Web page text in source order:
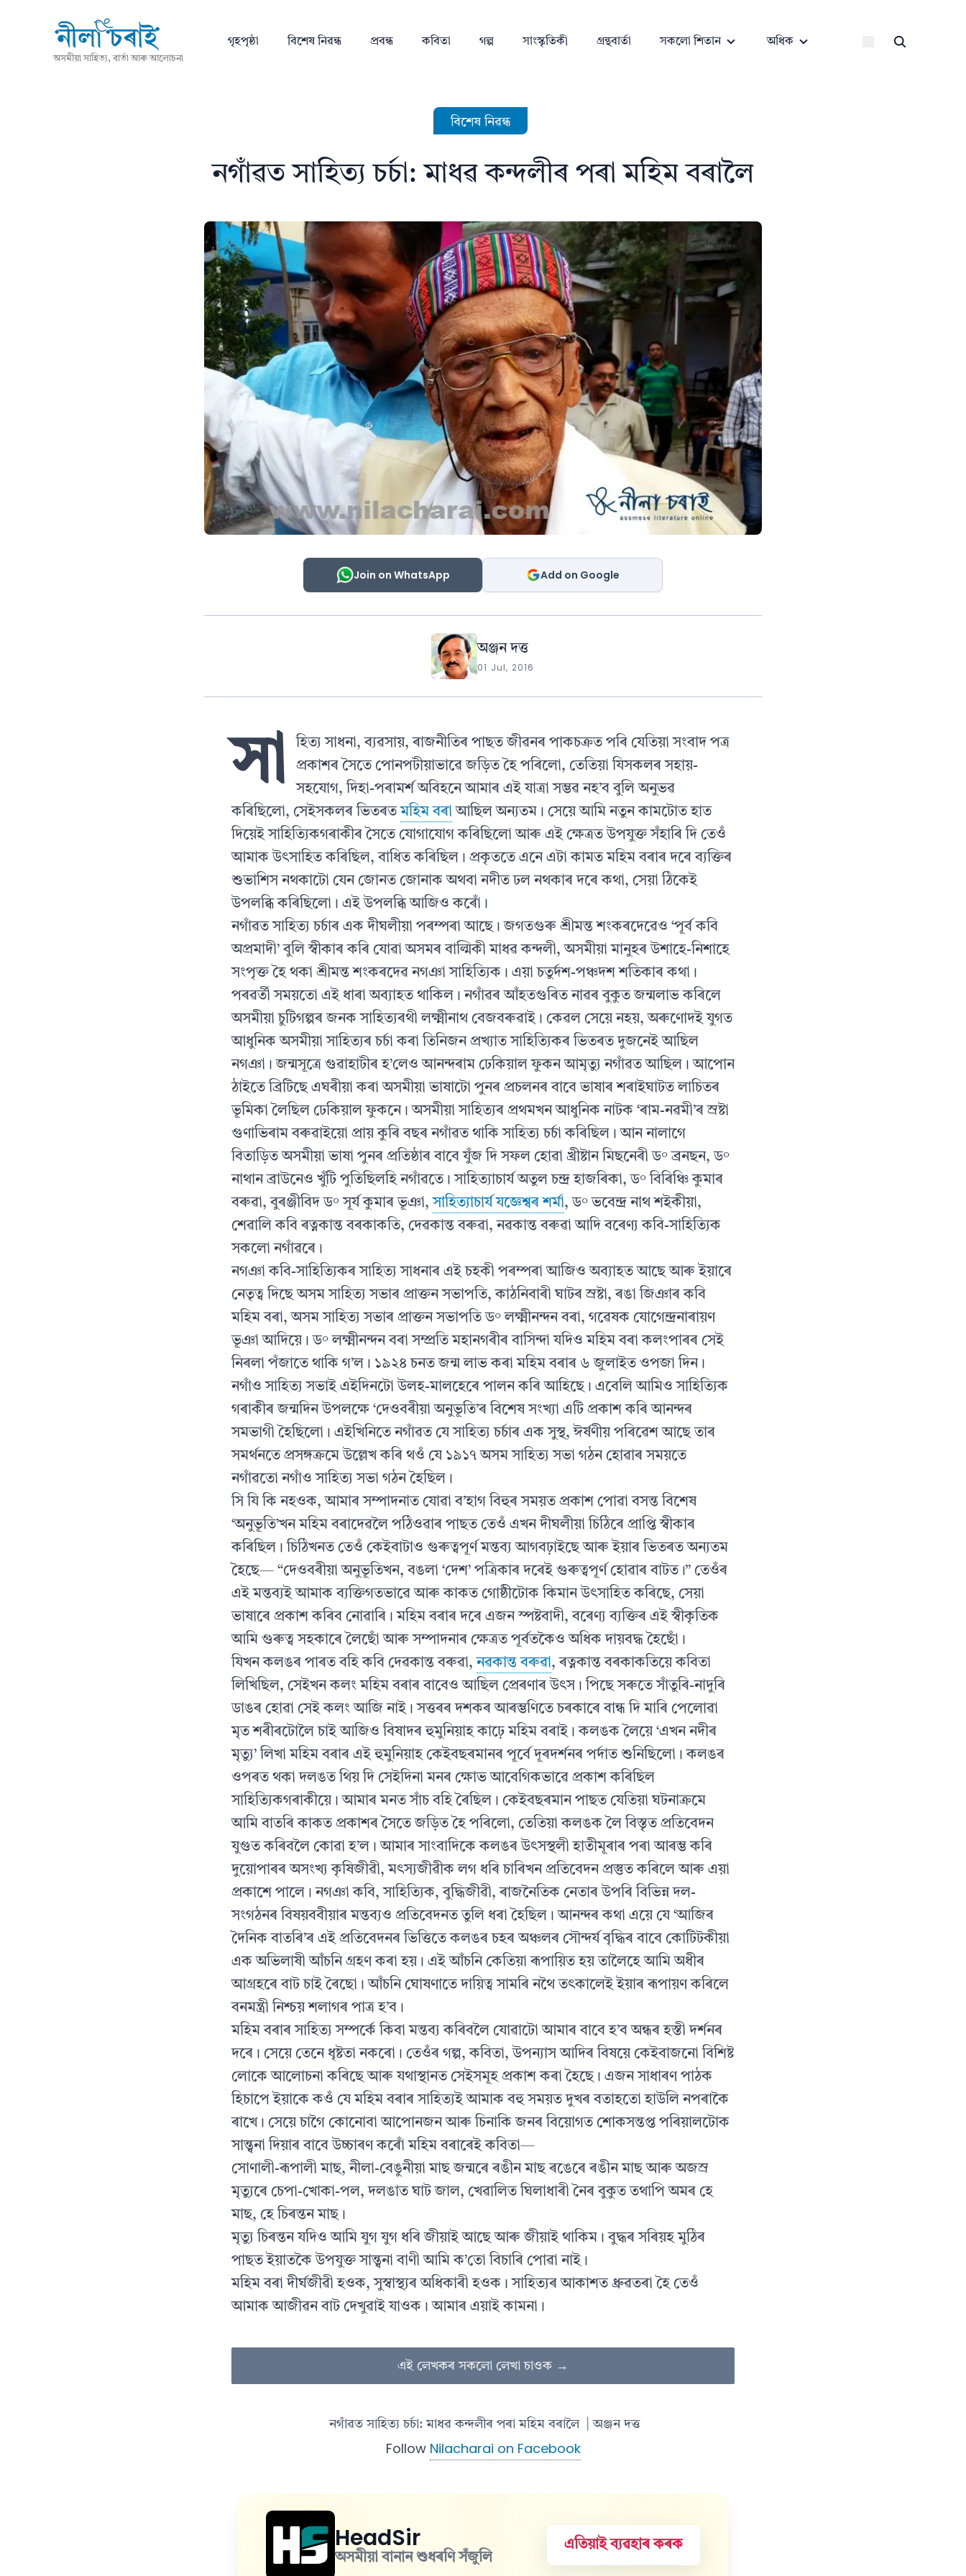
অসমীয়া সাহিত্য, বাৰ্তা আৰু আলোচনা
গৃহপৃষ্ঠা বিশেষ নিৱন্ধ প্ৰবন্ধ কবিতা গল্প সাংস্কৃতিকী গ্ৰন্থবাৰ্তা সকলো শিতান অধিক
বিশেষ নিৱন্ধ
নগাঁৱত সাহিত্য চর্চা: মাধৱ কন্দলীৰ পৰা মহিম বৰালৈ
Join on WhatsApp Add on Google
অঞ্জন দত্ত
01 Jul, 2016
সা
হিত্য সাধনা, ব্যৱসায়, ৰাজনীতিৰ পাছত জীৱনৰ পাকচক্ৰত পৰি যেতিয়া সংবাদ পত্র
প্রকাশৰ সৈতে পোনপটীয়াভাৱে জড়িত হৈ পৰিলো, তেতিয়া যিসকলৰ সহায়-
সহযোগ, দিহা-পৰামর্শ অবিহনে আমাৰ এই যাত্রা সম্ভৱ নহ’ব বুলি অনুভৱ
কৰিছিলো, সেইসকলৰ ভিতৰত মহিম বৰা আছিল অন্যতম। সেয়ে আমি নতুন কামটোত হাত
দিয়েই সাহিত্যিকগৰাকীৰ সৈতে যোগাযোগ কৰিছিলো আৰু এই ক্ষেত্ৰত উপযুক্ত সঁহাৰি দি তেওঁ
আমাক উৎসাহিত কৰিছিল, বাধিত কৰিছিল। প্রকৃততে এনে এটা কামত মহিম বৰাৰ দৰে ব্যক্তিৰ
শুভাশিস নথকাটো যেন জোনত জোনাক অথবা নদীত ঢল নথকাৰ দৰে কথা, সেয়া ঠিকেই
উপলব্ধি কৰিছিলো। এই উপলব্ধি আজিও কৰোঁ।
নগাঁৱত সাহিত্য চৰ্চাৰ এক দীঘলীয়া পৰম্পৰা আছে। জগতগুৰু শ্ৰীমন্ত শংকৰদেৱেও ‘পূর্ব কবি
অপ্রমাদী’ বুলি স্বীকাৰ কৰি যোৱা অসমৰ বাল্মিকী মাধৱ কন্দলী, অসমীয়া মানুহৰ উশাহে-নিশাহে
সংপৃক্ত হৈ থকা শ্ৰীমন্ত শংকৰদেৱ নগঞা সাহিত্যিক। এয়া চতুর্দশ-পঞ্চদশ শতিকাৰ কথা।
পৰৱৰ্তী সময়তো এই ধাৰা অব্যাহত থাকিল। নগাঁৱৰ আঁহতগুৰিত নাৱৰ বুকুত জন্মলাভ কৰিলে
অসমীয়া চুটিগল্পৰ জনক সাহিত্যৰথী লক্ষ্মীনাথ বেজবৰুৱাই। কেৱল সেয়ে নহয়, অৰুণোদই যুগত
আধুনিক অসমীয়া সাহিত্যৰ চর্চা কৰা তিনিজন প্রখ্যাত সাহিত্যিকৰ ভিতৰত দুজনেই আছিল
নগঞা। জন্মসূত্রে গুৱাহাটীৰ হ’লেও আনন্দৰাম ঢেকিয়াল ফুকন আমৃত্যু নগাঁৱত আছিল। আপোন
ঠাইতে ব্ৰিটিছে এঘৰীয়া কৰা অসমীয়া ভাষাটাে পুনৰ প্ৰচলনৰ বাবে ভাষাৰ শৰাইঘাটত লাচিতৰ
ভূমিকা লৈছিল ঢেকিয়াল ফুকনে। অসমীয়া সাহিত্যৰ প্ৰথমখন আধুনিক নাটক ‘ৰাম-নৱমী’ৰ স্রষ্টা
গুণাভিৰাম বৰুৱাইয়ো প্রায় কুৰি বছৰ নগাঁৱত থাকি সাহিত্য চর্চা কৰিছিল। আন নালাগে
বিতাড়িত অসমীয়া ভাষা পুনৰ প্রতিষ্ঠাৰ বাবে যুঁজ দি সফল হোৱা খ্ৰীষ্টান মিছনেৰী ড° ব্ৰনছন, ড°
নাথান ব্রাউনেও খুঁটি পুতিছিলহি নগাঁৱতে। সাহিত্যাচার্য অতুল চন্দ্র হাজৰিকা, ড° বিৰিঞ্চি কুমাৰ
বৰুৱা, বুৰঞ্জীবিদ ড° সূর্য কুমাৰ ভূঞা, সাহিত্যাচার্য যজ্ঞেশ্বৰ শৰ্মা, ড° ভবেন্দ্ৰ নাথ শইকীয়া,
শেৱালি কবি ৰত্নকান্ত বৰকাকতি, দেৱকান্ত বৰুৱা, নৱকান্ত বৰুৱা আদি বৰেণ্য কবি-সাহিত্যিক
সকলো নগাঁৱৰে।
নগঞা কবি-সাহিত্যিকৰ সাহিত্য সাধনাৰ এই চহকী পৰম্পৰা আজিও অব্যাহত আছে আৰু ইয়াৰে
নেতৃত্ব দিছে অসম সাহিত্য সভাৰ প্রাক্তন সভাপতি, কাঠনিবাৰী ঘাটৰ স্রষ্টা, ৰঙা জিঞাৰ কবি
মহিম বৰা, অসম সাহিত্য সভাৰ প্রাক্তন সভাপতি ড° লক্ষ্মীনন্দন বৰা, গৱেষক যোগেন্দ্ৰনাৰায়ণ
ভূঞা আদিয়ে। ড° লক্ষ্মীনন্দন বৰা সম্প্রতি মহানগৰীৰ বাসিন্দা যদিও মহিম বৰা কলংপাৰৰ সেই
নিৰলা পঁজাতে থাকি গ’ল। ১৯২৪ চনত জন্ম লাভ কৰা মহিম বৰাৰ ৬ জুলাইত ওপজা দিন।
নগাঁও সাহিত্য সভাই এইদিনটো উলহ-মালহেৰে পালন কৰি আহিছে। এবেলি আমিও সাহিত্যিক
গৰাকীৰ জন্মদিন উপলক্ষে ‘দেওবৰীয়া অনুভূতি’ৰ বিশেষ সংখ্যা এটি প্রকাশ কৰি আনন্দৰ
সমভাগী হৈছিলো। এইখিনিতে নগাঁৱত যে সাহিত্য চৰ্চাৰ এক সুস্থ, ঈর্ষণীয় পৰিৱেশ আছে তাৰ
সমৰ্থনতে প্রসঙ্গক্রমে উল্লেখ কৰি থওঁ যে ১৯১৭ অসম সাহিত্য সভা গঠন হোৱাৰ সময়তে
নগাঁৱতো নগাঁও সাহিত্য সভা গঠন হৈছিল।
সি যি কি নহওক, আমাৰ সম্পাদনাত যোৱা ব’হাগ বিহুৰ সময়ত প্রকাশ পোৱা বসন্ত বিশেষ
‘অনুভূতি’খন মহিম বৰাদেৱলৈ পঠিওৱাৰ পাছত তেওঁ এখন দীঘলীয়া চিঠিৰে প্রাপ্তি স্বীকাৰ
কৰিছিল। চিঠিখনত তেওঁ কেইবাটাও গুৰুত্বপূর্ণ মন্তব্য আগবঢ়াইছে আৰু ইয়াৰ ভিতৰত অন্যতম
হৈছে— “দেওবৰীয়া অনুভূতিখন, বঙলা ‘দেশ’ পত্রিকাৰ দৰেই গুৰুত্বপূর্ণ হোৱাৰ বাটত।” তেওঁৰ
এই মন্তব্যই আমাক ব্যক্তিগতভাৱে আৰু কাকত গোষ্ঠীটোক কিমান উৎসাহিত কৰিছে, সেয়া
ভাষাৰে প্রকাশ কৰিব নোৱাৰি। মহিম বৰাৰ দৰে এজন স্পষ্টবাদী, বৰেণ্য ব্যক্তিৰ এই স্বীকৃতিক
আমি গুৰুত্ব সহকাৰে লৈছোঁ আৰু সম্পাদনাৰ ক্ষেত্ৰত পূর্বতকৈও অধিক দায়বদ্ধ হৈছোঁ।
যিখন কলঙৰ পাৰত বহি কবি দেৱকান্ত বৰুৱা, নৱকান্ত বৰুৱা, ৰত্নকান্ত বৰকাকতিয়ে কবিতা
লিখিছিল, সেইখন কলং মহিম বৰাৰ বাবেও আছিল প্রেৰণাৰ উৎস। পিছে সৰুতে সাঁতুৰি-নাদুৰি
ডাঙৰ হোৱা সেই কলং আজি নাই। সত্তৰৰ দশকৰ আৰম্ভণিতে চৰকাৰে বান্ধ দি মাৰি পেলোৱা
মৃত শৰীৰটোলৈ চাই আজিও বিষাদৰ হুমুনিয়াহ কাঢ়ে মহিম বৰাই। কলঙক লৈয়ে ‘এখন নদীৰ
মৃত্যু’ লিখা মহিম বৰাৰ এই হুমুনিয়াহ কেইবছৰমানৰ পূর্বে দূৰদৰ্শনৰ পৰ্দাত শুনিছিলো। কলঙৰ
ওপৰত থকা দলঙত থিয় দি সেইদিনা মনৰ ক্ষোভ আবেগিকভাৱে প্রকাশ কৰিছিল
সাহিত্যিকগৰাকীয়ে। আমাৰ মনত সাঁচ বহি ৰৈছিল। কেইবছৰমান পাছত যেতিয়া ঘটনাক্রমে
আমি বাতৰি কাকত প্ৰকাশৰ সৈতে জড়িত হৈ পৰিলো, তেতিয়া কলঙক লৈ বিস্তৃত প্রতিবেদন
যুগুত কৰিবলৈ কোৱা হ’ল। আমাৰ সাংবাদিকে কলঙৰ উৎসস্থলী হাতীমূৰাৰ পৰা আৰম্ভ কৰি
দুয়োপাৰৰ অসংখ্য কৃষিজীৱী, মৎস্যজীৱীক লগ ধৰি চাৰিখন প্রতিবেদন প্রস্তুত কৰিলে আৰু এয়া
প্রকাশে পালে। নগঞা কবি, সাহিত্যিক, বুদ্ধিজীৱী, ৰাজনৈতিক নেতাৰ উপৰি বিভিন্ন দল-
সংগঠনৰ বিষয়ববীয়াৰ মন্তব্যও প্রতিবেদনত তুলি ধৰা হৈছিল। আনন্দৰ কথা এয়ে যে ‘আজিৰ
দৈনিক বাতৰি’ৰ এই প্রতিবেদনৰ ভিত্তিতে কলঙৰ চহৰ অঞ্চলৰ সৌন্দর্য বৃদ্ধিৰ বাবে কোটিটকীয়া
এক অভিলাষী আঁচনি গ্ৰহণ কৰা হয়। এই আঁচনি কেতিয়া ৰূপায়িত হয় তালৈহে আমি অধীৰ
আগ্রহৰে বাট চাই ৰৈছো। আঁচনি ঘোষণাতে দায়িত্ব সামৰি নথৈ তৎকালেই ইয়াৰ ৰূপায়ণ কৰিলে
বনমন্ত্রী নিশ্চয় শলাগৰ পাত্ৰ হ’ব।
মহিম বৰাৰ সাহিত্য সম্পর্কে কিবা মন্তব্য কৰিবলৈ যোৱাটো আমাৰ বাবে হ’ব অন্ধৰ হস্তী দৰ্শনৰ
দৰে। সেয়ে তেনে ধৃষ্টতা নকৰো। তেওঁৰ গল্প, কবিতা, উপন্যাস আদিৰ বিষয়ে কেইবাজনো বিশিষ্ট
লোকে আলোচনা কৰিছে আৰু যথাস্থানত সেইসমূহ প্রকাশ কৰা হৈছে। এজন সাধাৰণ পাঠক
হিচাপে ইয়াকে কওঁ যে মহিম বৰাৰ সাহিত্যই আমাক বহু সময়ত দুখৰ বতাহতো হাউলি নপৰাকৈ
ৰাখে। সেয়ে চাগৈ কোনোবা আপোনজন আৰু চিনাকি জনৰ বিয়োগত শোকসন্তপ্ত পৰিয়ালটোক
সান্ত্বনা দিয়াৰ বাবে উচ্চাৰণ কৰোঁ মহিম বৰাৰেই কবিতা—
সোণালী-ৰূপালী মাছ, নীলা-বেঙুনীয়া মাছ জন্মৰে ৰঙীন মাছ ৰঙেৰে ৰঙীন মাছ আৰু অজস্র
মৃত্যুৰে চেপা-খোকা-পল, দলঙাত ঘাট জাল, খেৱালিত ঘিলাধাৰী নৈৰ বুকুত তথাপি অমৰ হে
মাছ, হে চিৰন্তন মাছ।
মৃত্যু চিৰন্তন যদিও আমি যুগ যুগ ধৰি জীয়াই আছে আৰু জীয়াই থাকিম। বুদ্ধৰ সৰিয়হ মুঠিৰ
পাছত ইয়াতকৈ উপযুক্ত সান্ত্বনা বাণী আমি ক’তো বিচাৰি পোৱা নাই।
মহিম বৰা দীর্ঘজীৱী হওক, সুস্বাস্থ্যৰ অধিকাৰী হওক। সাহিত্যৰ আকাশত ধ্ৰুৱতৰা হৈ তেওঁ
আমাক আজীৱন বাট দেখুৱাই যাওক। আমাৰ এয়াই কামনা।
এই লেখকৰ সকলো লেখা চাওক →
নগাঁৱত সাহিত্য চর্চা: মাধৱ কন্দলীৰ পৰা মহিম বৰালৈ | অঞ্জন দত্ত
Follow Nilacharai on Facebook
HeadSir
অসমীয়া বানান শুধৰণি সঁজুলি
এতিয়াই ব্যৱহাৰ কৰক